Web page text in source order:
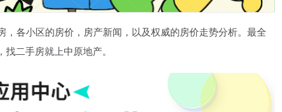
各小区的房价，房产新闻，以及权威的房价走势分析。最全
二手房就上中原地产。